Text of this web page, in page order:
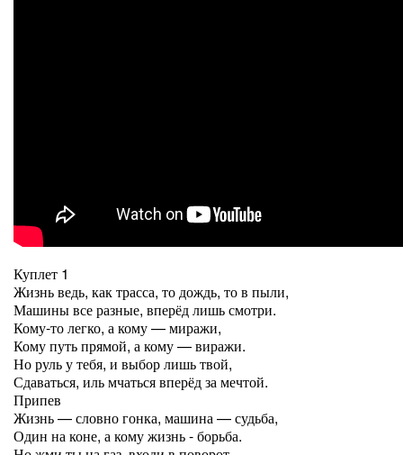
Куплет 1
Жизнь ведь, как трасса, то дождь, то в пыли,
Машины все разные, вперёд лишь смотри.
Кому-то легко, а кому — миражи,
Кому путь прямой, а кому — виражи.
Но руль у тебя, и выбор лишь твой,
Сдаваться, иль мчаться вперёд за мечтой.
Припев
Жизнь — словно гонка, машина — судьба,
Один на коне, а кому жизнь - борьба.